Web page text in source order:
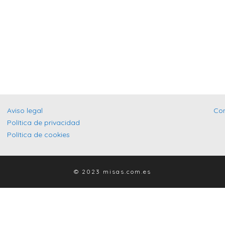
Aviso legal
Política de privacidad
Política de cookies
© 2023 misas.com.es